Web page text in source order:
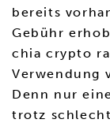
bereits
Gebühr
chia crypto
Verwendung
Denn nur
trotz